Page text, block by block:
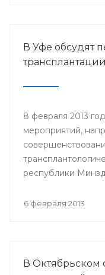
В Уфе обсудят
8 февраля 2013
мероприятий,
республики
конференция
6 февраля 2013
В Октябрьском